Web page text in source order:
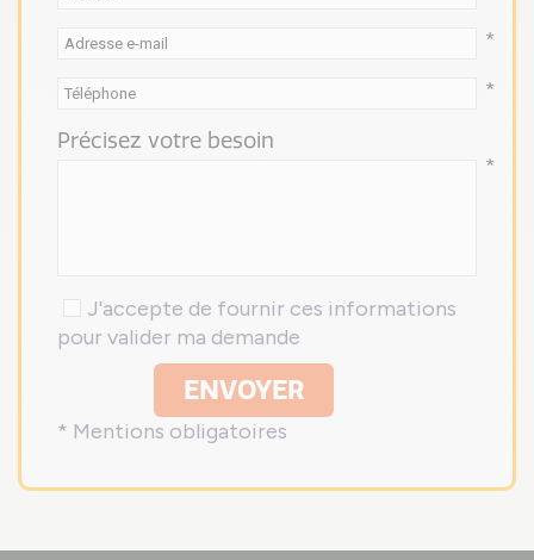
*
*
Précisez votre besoin
*
J'accepte de fournir ces informations
pour valider ma demande
ENVOYER
* Mentions obligatoires